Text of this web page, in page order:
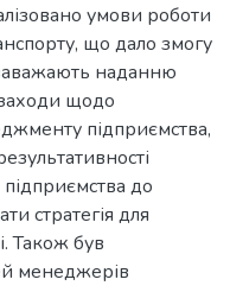
умови роботи
що дало змогу
наданню
щодо
підприємства,
до
стратегія для
Також був
менеджерів